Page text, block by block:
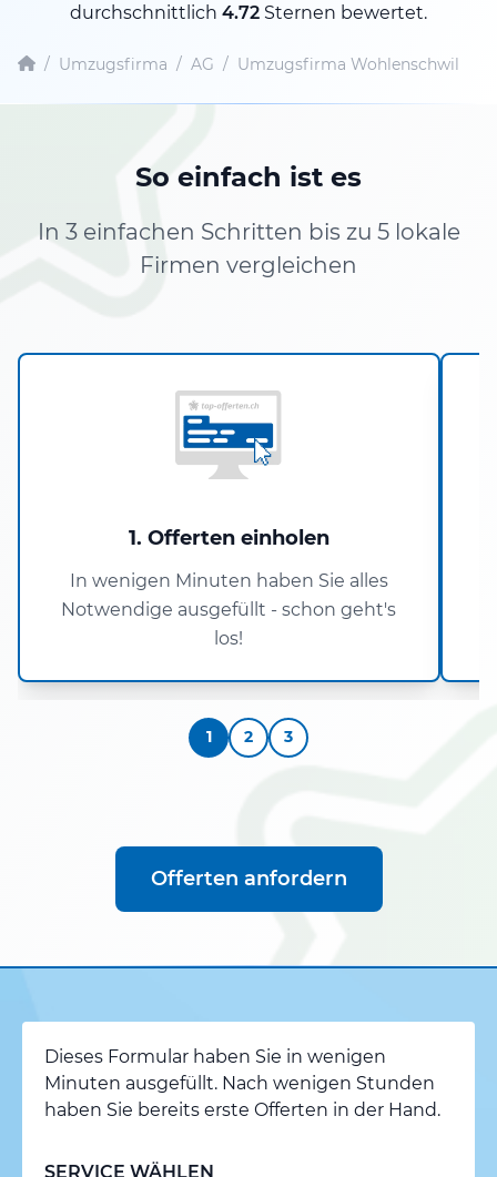
durchschnittlich 4.72 Sternen bewertet.
/ Umzugsfirma / AG / Umzugsfirma Wohlenschwil
So einfach ist es
In 3 einfachen Schritten bis zu 5 lokale
Firmen vergleichen
1. Offerten einholen
In wenigen Minuten haben Sie alles
Notwendige ausgefüllt - schon geht's
los!
1 2 3
Offerten anfordern
Dieses Formular haben Sie in wenigen
Minuten ausgefüllt. Nach wenigen Stunden
haben Sie bereits erste Offerten in der Hand.
SERVICE WÄHLEN